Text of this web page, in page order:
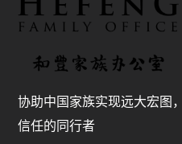
协助中国家族实现远大宏图
信任的同行者